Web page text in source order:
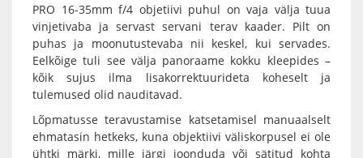
PRO 16-35mm f/4 objetiivi puhul on vaja välja tuua
vinjetivaba ja servast servani terav kaader. Pilt on
puhas ja moonutustevaba nii keskel, kui servades.
Eelkõige tuli see välja panoraame kokku kleepides –
kõik sujus ilma lisakorrektuurideta koheselt ja
tulemused olid nauditavad.
Lõpmatusse teravustamise katsetamisel manuaalselt
ehmatasin hetkeks, kuna objektiivi väliskorpusel ei ole
ühtki märki, mille järgi joonduda või sätitud kohta